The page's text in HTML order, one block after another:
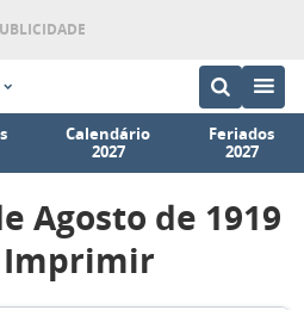
Calendário
2027
Feriados
2027
Agosto de 1919
Imprimir